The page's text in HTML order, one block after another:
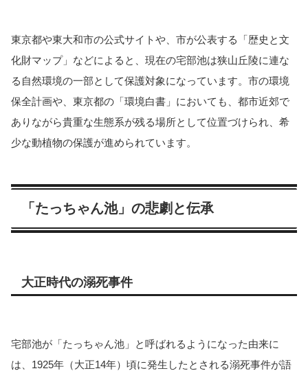
東京都や東大和市の公式サイトや、市が公表する「歴史と文
化財マップ」などによると、現在の宅部池は狭山丘陵に連な
る自然環境の一部として保護対象になっています。市の環境
保全計画や、東京都の「環境白書」においても、都市近郊で
ありながら貴重な生態系が残る場所として位置づけられ、希
少な動植物の保護が進められています。
「たっちゃん池」の悲劇と伝承
大正時代の溺死事件
宅部池が「たっちゃん池」と呼ばれるようになった由来に
は、1925年（大正14年）頃に発生したとされる溺死事件が語